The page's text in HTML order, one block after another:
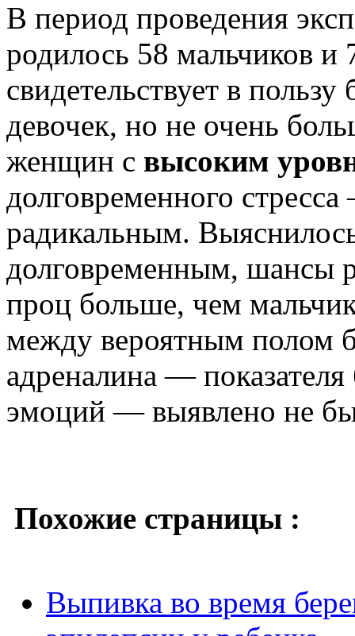
В период проведения
родилось 58 мальчиков и
свидетельствует в
девочек, но не очень
женщин с высоким
долговременного
радикальным.
долговременным, шансы
проц больше, чем
между вероятным полом
адреналина —
эмоций — выявлено не
Похожие страницы :
Выпивка во время